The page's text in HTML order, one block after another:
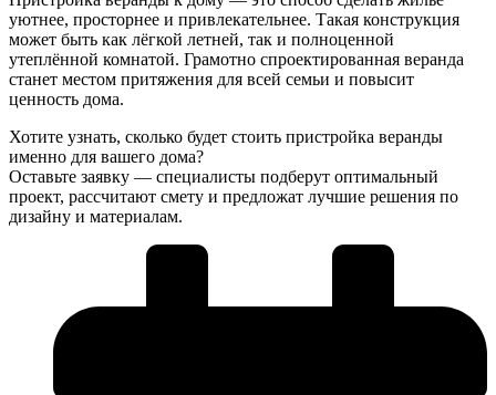
уютнее, просторнее и привлекательнее. Такая конструкция
может быть как лёгкой летней, так и полноценной
утеплённой комнатой. Грамотно спроектированная веранда
станет местом притяжения для всей семьи и повысит
ценность дома.
Хотите узнать, сколько будет стоить пристройка веранды
именно для вашего дома?
Оставьте заявку — специалисты подберут оптимальный
проект, рассчитают смету и предложат лучшие решения по
дизайну и материалам.